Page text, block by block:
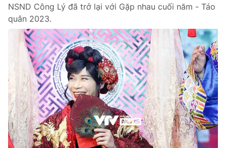
NSND Công Lý đã trở lại với Gặp nhau cuối năm - Táo
quân 2023.